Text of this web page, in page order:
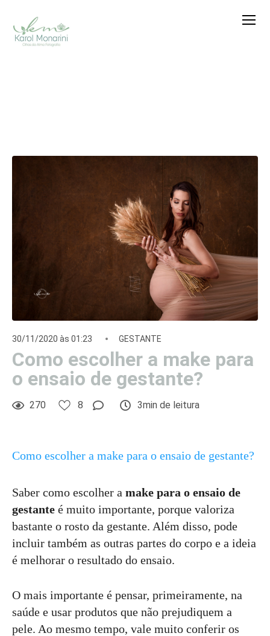
30/11/2020 às 01:23 GESTANTE
Como escolher a make para
o ensaio de gestante?
270 8 3min de leitura
Como escolher a make para o ensaio de gestante?
Saber como escolher a make para o ensaio de
gestante é muito importante, porque valoriza
bastante o rosto da gestante. Além disso, pode
incluir também as outras partes do corpo e a ideia
é melhorar o resultado do ensaio.
O mais importante é pensar, primeiramente, na
saúde e usar produtos que não prejudiquem a
pele. Ao mesmo tempo, vale muito conferir os